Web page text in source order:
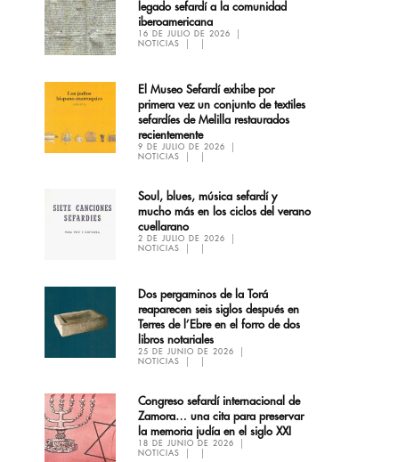
legado sefardí a la comunidad
iberoamericana
16 DE JULIO DE 2026
NOTICIAS
El Museo Sefardí exhibe por
primera vez un conjunto de textiles
sefardíes de Melilla restaurados
recientemente
9 DE JULIO DE 2026
NOTICIAS
Soul, blues, música sefardí y
mucho más en los ciclos del verano
cuellarano
2 DE JULIO DE 2026
NOTICIAS
Dos pergaminos de la Torá
reaparecen seis siglos después en
Terres de l’Ebre en el forro de dos
libros notariales
25 DE JUNIO DE 2026
NOTICIAS
Congreso sefardí internacional de
Zamora… una cita para preservar
la memoria judía en el siglo XXI
18 DE JUNIO DE 2026
NOTICIAS